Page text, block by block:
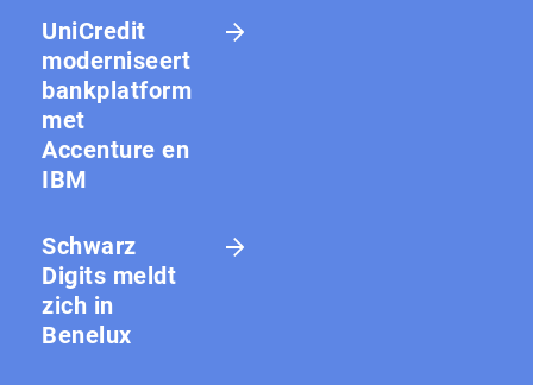
UniCredit
moderniseert
bankplatform
met
Accenture en
IBM
Schwarz
Digits meldt
zich in
Benelux